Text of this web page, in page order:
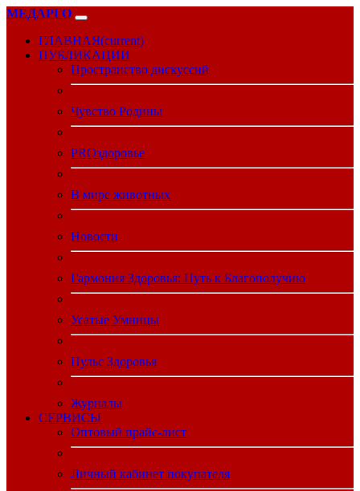
МЕДАРГО
ГЛАВНАЯ(current)
ПУБЛИКАЦИИ
Пространство дискуссий
Чувство Родины
PROздоровье
В мире животных
Новости
Гармония Здоровья: Путь к Благополучию
Усатые Умницы
Пульс Здоровья
Журналы
CЕРВИСЫ
Оптовый прайс-лист
Личный кабинет покупателя